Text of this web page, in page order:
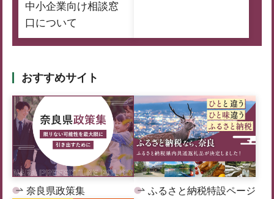
中小企業向け相談窓
口について
おすすめサイト
奈良県政策集 ふるさと納税特設ページ